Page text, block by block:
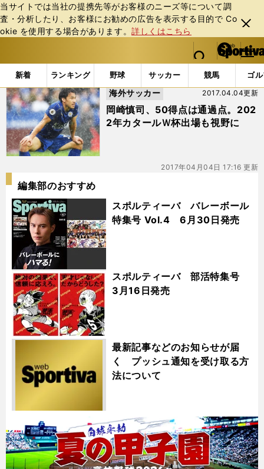
当サイトでは当社の提携先等がお客様のニーズ等について調
査・分析したり、お客様にお勧めの広告を表⽰する⽬的で Co
okie を使⽤する場合があります。詳しくはこちら
閉じ
る
web Sportiva (webスポルティーバ)
検索
マイペ
ー
ジ
メニュ
新着 ランキング 野球 サッカー 競馬 ゴ
b
ス
ポ
ル
テ
ィ
ー
バ
「#５試合連続」の最新ニュース・ 情報
岡崎慎司、50得点は通過点。202
2年カタールＷ杯出場も視野に
2017.04.04更新
海外サッカー
2017年04月04日 17:16 更新
編集部のおすすめ
スポルティーバ バレーボール
特集号 Vol.4 6月30日発売
スポルティーバ 部活特集号
3月16日発売
最新記事などのお知らせが届
く プッシュ通知を受け取る方
法について